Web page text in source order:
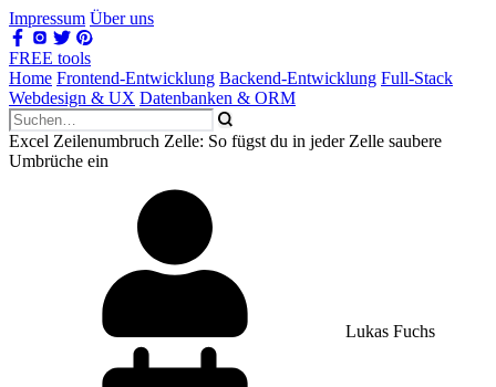
Impressum Über uns
FREE tools
Home Frontend-Entwicklung Backend-Entwicklung Full-Stack
Webdesign & UX Datenbanken & ORM
Excel Zeilenumbruch Zelle: So fügst du in jeder Zelle saubere
Umbrüche ein
Lukas Fuchs